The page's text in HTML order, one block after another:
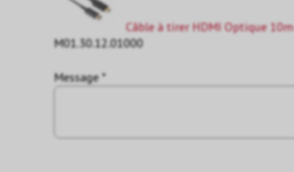
Câble à tirer HDMI Optique 10m
M01.30.12.01000
Message *